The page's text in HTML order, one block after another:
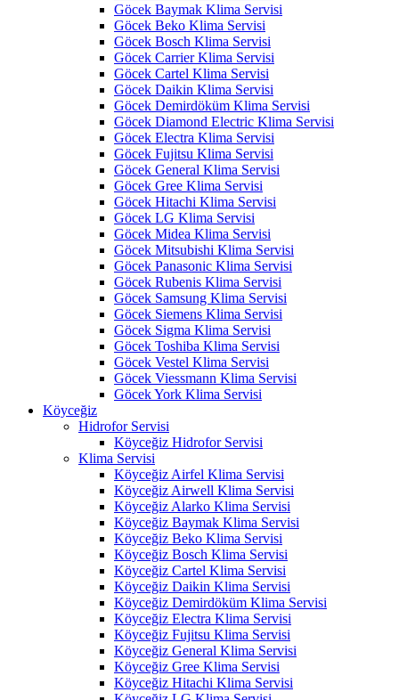
Göcek Baymak Klima Servisi
Göcek Beko Klima Servisi
Göcek Bosch Klima Servisi
Göcek Carrier Klima Servisi
Göcek Cartel Klima Servisi
Göcek Daikin Klima Servisi
Göcek Demirdöküm Klima Servisi
Göcek Diamond Electric Klima Servisi
Göcek Electra Klima Servisi
Göcek Fujitsu Klima Servisi
Göcek General Klima Servisi
Göcek Gree Klima Servisi
Göcek Hitachi Klima Servisi
Göcek LG Klima Servisi
Göcek Midea Klima Servisi
Göcek Mitsubishi Klima Servisi
Göcek Panasonic Klima Servisi
Göcek Rubenis Klima Servisi
Göcek Samsung Klima Servisi
Göcek Siemens Klima Servisi
Göcek Sigma Klima Servisi
Göcek Toshiba Klima Servisi
Göcek Vestel Klima Servisi
Göcek Viessmann Klima Servisi
Göcek York Klima Servisi
Köyceğiz
Hidrofor Servisi
Köyceğiz Hidrofor Servisi
Klima Servisi
Köyceğiz Airfel Klima Servisi
Köyceğiz Airwell Klima Servisi
Köyceğiz Alarko Klima Servisi
Köyceğiz Baymak Klima Servisi
Köyceğiz Beko Klima Servisi
Köyceğiz Bosch Klima Servisi
Köyceğiz Cartel Klima Servisi
Köyceğiz Daikin Klima Servisi
Köyceğiz Demirdöküm Klima Servisi
Köyceğiz Electra Klima Servisi
Köyceğiz Fujitsu Klima Servisi
Köyceğiz General Klima Servisi
Köyceğiz Gree Klima Servisi
Köyceğiz Hitachi Klima Servisi